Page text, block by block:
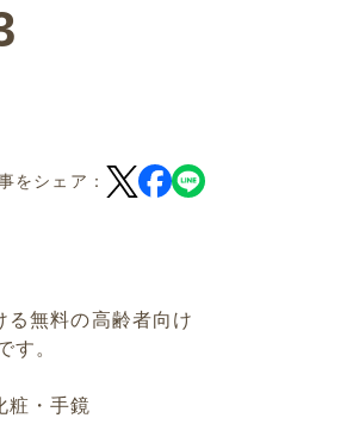
をシェア：
無料の高齢者向け
す。
粧・手鏡